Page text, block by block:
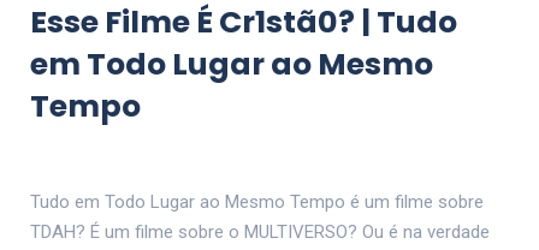
Esse Filme É Cr1stã0? | Tudo
em Todo Lugar ao Mesmo
Tempo
Tudo em Todo Lugar ao Mesmo Tempo é um filme sobre
TDAH? É um filme sobre o MULTIVERSO? Ou é na verdade